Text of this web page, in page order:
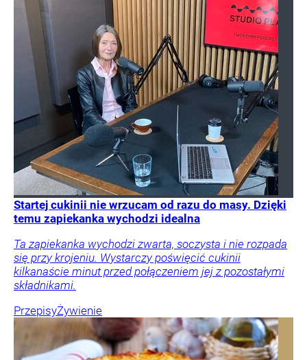
Startej cukinii nie wrzucam od razu do masy. Dzięki
temu zapiekanka wychodzi idealna
Ta zapiekanka wychodzi zwarta, soczysta i nie rozpada
się przy krojeniu. Wystarczy poświęcić cukinii
kilkanaście minut przed połączeniem jej z pozostałymi
składnikami.
PrzepisyŻywienie